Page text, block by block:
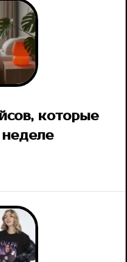
которые
неделе